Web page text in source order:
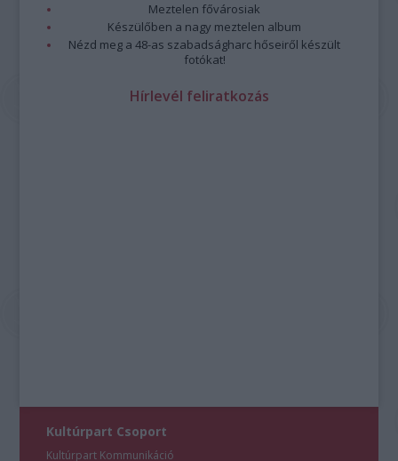
Meztelen fővárosiak
Készülőben a nagy meztelen album
Nézd meg a 48-as szabadságharc hőseiről készült
fotókat!
Hírlevél feliratkozás
Kultúrpart Csoport
Kultúrpart Kommunikáció